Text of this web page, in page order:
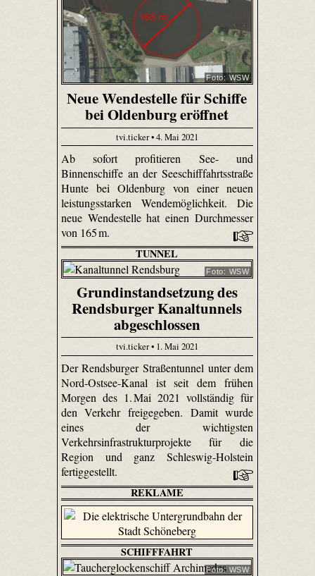
Foto: WSW
Neue Wendestelle für Schiffe
bei Oldenburg eröffnet
tvi.ticker • 4. Mai 2021
Ab sofort profitieren See- und
Binnenschiffe an der Seeschifffahrtsstraße
Hunte bei Oldenburg von einer neuen
leistungsstarken Wendemöglichkeit. Die
neue Wendestelle hat einen Durchmesser
von 165 m.
TUNNEL
Foto: WSW
Grundinstandsetzung des
Rendsburger Kanaltunnels
abgeschlossen
tvi.ticker • 1. Mai 2021
Der Rendsburger Straßentunnel unter dem
Nord-Ostsee-Kanal ist seit dem frühen
Morgen des 1. Mai 2021 vollständig für
den Verkehr freigegeben. Damit wurde
eines der wichtigsten
Verkehrsinfrastrukturprojekte für die
Region und ganz Schleswig-Holstein
fertiggestellt.
REKLAME
SCHIFFFAHRT
Foto: WSW